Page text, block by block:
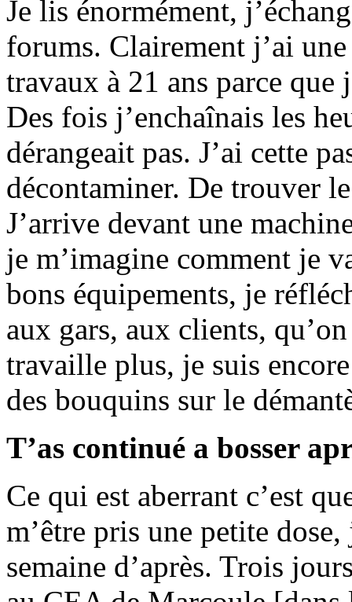
Je lis énormément,
forums. Clairement j’ai une
travaux à 21 ans parce que
Des fois j’enchaînais les
dérangeait pas. J’ai cette
décontaminer. De trouver
J’arrive devant une
je m’imagine comment je
bons équipements, je
aux gars, aux clients,
travaille plus, je suis
des bouquins sur le
T’as continué a bosser
Ce qui est aberrant c’est
m’être pris une petite
semaine d’après. Trois